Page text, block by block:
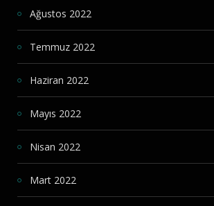
Ağustos 2022
Temmuz 2022
Haziran 2022
Mayıs 2022
Nisan 2022
Mart 2022